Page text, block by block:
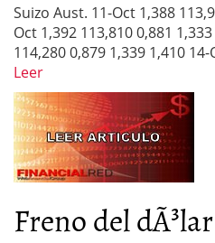
Suizo Aust. 11-Oct 1,388
Oct 1,392 113,810 0,881
114,280 0,879 1,339 1,410
Leer
Freno del